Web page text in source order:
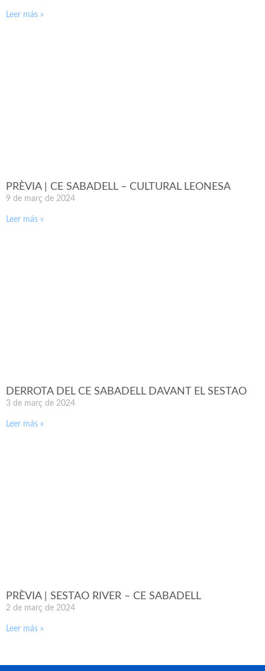
Leer más »
PRÈVIA | CE SABADELL – CULTURAL LEONESA
9 de març de 2024
Leer más »
DERROTA DEL CE SABADELL DAVANT EL SESTAO
3 de març de 2024
Leer más »
PRÈVIA | SESTAO RIVER – CE SABADELL
2 de març de 2024
Leer más »